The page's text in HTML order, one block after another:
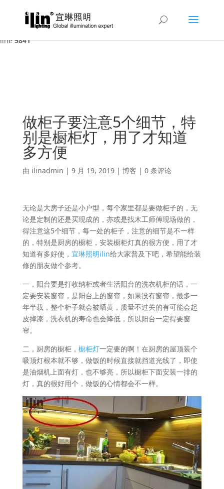
Warning : A non-numeric value encountered in
/var/www/html/ilin/wp-content/themes/Divi/functions.php
line5841
做柜子要注意5个细节，特
别是橱柜灯，用了才知道
多方便
由 ilinadmin | 9 月 19, 2019| 博客 | 0 条评论
无论是大房子还是小户型，每个家里都是要做柜子的，无
论是定制的还是买现成的，亦或是找木工师傅现场做的，
得注意这5个细节，每一处的柜子，注意的细节是不一样
的，特别是厨房的橱柜，安装橱柜灯真的很方便，用了才
知道有多好使， 宜琳照明ilin给大家普及下吧，希望能给装
修的朋友做个参考。
一，阳台要是打收纳柜或者生活阳台的洗衣机柜的话，一
定要安装窗帘，是阳台上的窗帘，如果没有窗帘，最多一
年半载，整个柜子就会被晒黄，质量不过关的有可能会起
皮掉漆，洗衣机的寿命也会降低，所以阳台一定得要窗
帘。
二，厨房的橱柜， 橱柜灯一定要的啊！在厨房的屋顶装个
吸顶灯根本就不够，做饭的时候直接就挡道光线了，即使
是油烟机上面有灯，也不够亮，所以橱柜下面安装一排的
灯，真的很好用个，做饭的心情都会不一样。